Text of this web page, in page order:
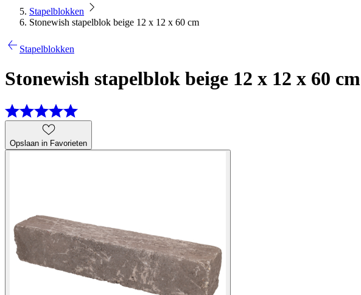
Stapelblokken
Stonewish stapelblok beige 12 x 12 x 60 cm
Stapelblokken
Stonewish stapelblok beige 12 x 12 x 60 cm
Opslaan in Favorieten